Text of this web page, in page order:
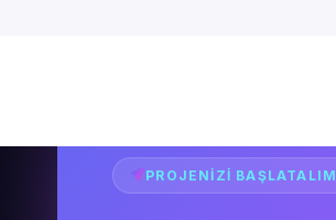
PROJENIZI BAŞLATALIM